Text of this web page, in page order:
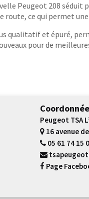
Peugeot 208
ce qui permet
qualitatif et épuré,
pour de
Peugeot TSA
16 avenue
05 61 74 15
Page